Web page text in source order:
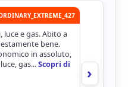
luce e gas. Abito a
bene.
in assoluto,
gas...Scopri di
molto
fanno
›